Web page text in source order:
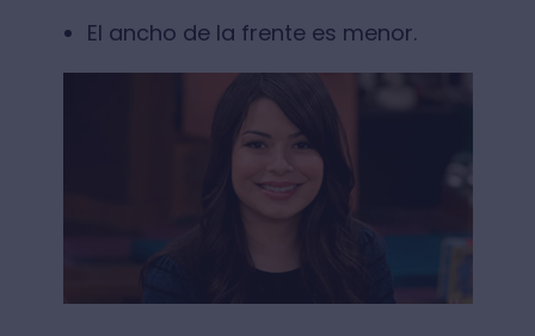
El ancho de la frente es menor.